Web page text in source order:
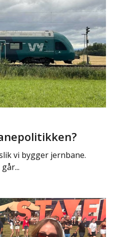
vi bygger jernbane.